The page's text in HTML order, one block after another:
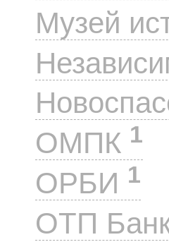
Музей
ОМПК 1
ОРБИ 1
ОТП